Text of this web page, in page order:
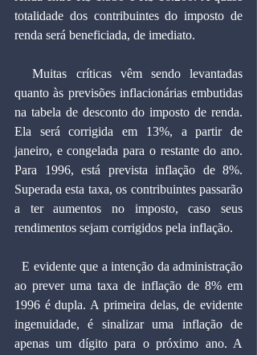
totalidade dos contribuintes do imposto de
renda será beneficiada, de imediato.
  Muitas críticas vêm sendo levantadas
quanto às previsões inflacionárias embutidas
na tabela de desconto do imposto de renda.
Ela será corrigida em 13%, a partir de
janeiro, e congelada para o restante do ano.
Para 1996, está prevista inflação de 8%.
Superada esta taxa, os contribuintes passarão
a ter aumentos no imposto, caso seus
rendimentos sejam corrigidos pela inflação.
ao prever uma taxa de inflação de 8% em
1996 é dupla. A primeira delas, de evidente
ingenuidade, é sinalizar uma inflação de
apenas um dígito para o próximo ano. A